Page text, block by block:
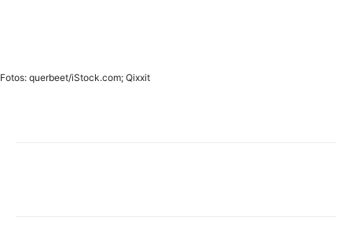
Fotos: querbeet/iStock.com; Qixxit